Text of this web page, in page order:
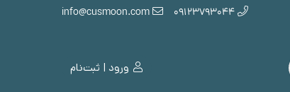
ورود | ثبت‌نام